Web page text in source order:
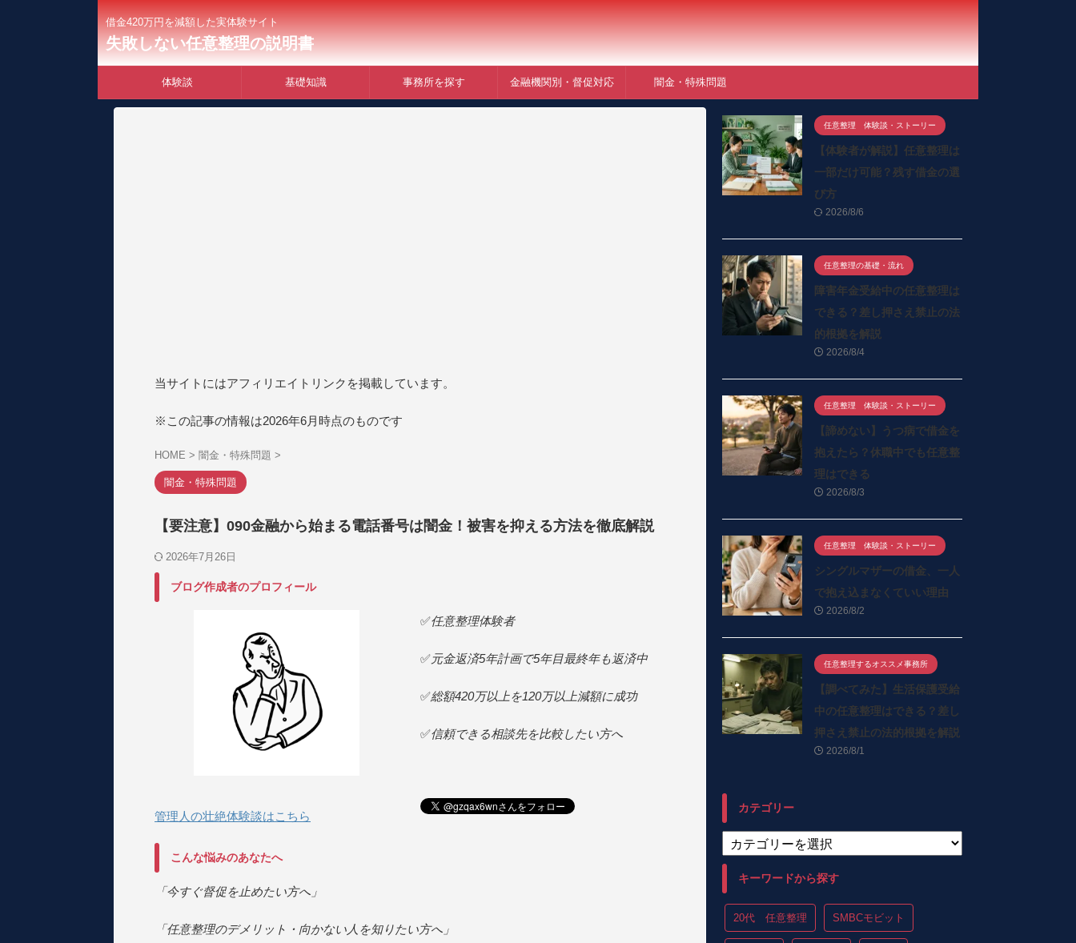
借金420万円を減額した実体験サイト
失敗しない任意整理の説明書
体験談 基礎知識 事務所を探す 金融機関別・督促対応 闇金・特殊問題
当サイトにはアフィリエイトリンクを掲載しています。
※この記事の情報は2026年6月時点のものです
HOME > 闇金・特殊問題 >
闇金・特殊問題
【要注意】090金融から始まる電話番号は闇金！被害を抑える方法を徹底解説
2026年7月26日
ブログ作成者のプロフィール
管理人の壮絶体験談はこちら
✅任意整理体験者
✅元金返済5年計画で5年目最終年も返済中
✅総額420万以上を120万以上減額に成功
✅信頼できる相談先を比較したい方へ
こんな悩みのあなたへ
「今すぐ督促を止めたい方へ」
「任意整理のデメリット・向かない人を知りたい方へ」
任意整理 体験談・ストーリー
【体験者が解説】任意整理は
一部だけ可能？残す借金の選
び方
2026/8/6
任意整理の基礎・流れ
障害年金受給中の任意整理は
できる？差し押さえ禁止の法
的根拠を解説
2026/8/4
任意整理 体験談・ストーリー
【諦めない】うつ病で借金を
抱えたら？休職中でも任意整
理はできる
2026/8/3
任意整理 体験談・ストーリー
シングルマザーの借金、一人
で抱え込まなくていい理由
2026/8/2
任意整理するオススメ事務所
【調べてみた】生活保護受給
中の任意整理はできる？差し
押さえ禁止の法的根拠を解説
2026/8/1
カテゴリー
キーワードから探す
20代 任意整理 SMBCモビット